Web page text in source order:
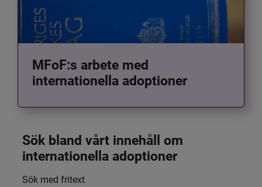
MFoF:s arbete med
internationella adoptioner
Sök bland vårt innehåll om
internationella adoptioner
Filtrera resultatet
Det här formuläret postas automatiskt
Sök med fritext